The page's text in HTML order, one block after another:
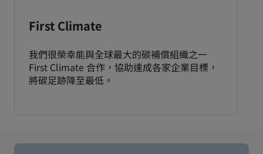
First Climate
我們很榮幸能與全球最大的碳補償組織之一
First Climate 合作，協助達成各家企業目標，
將碳足跡降至最低。